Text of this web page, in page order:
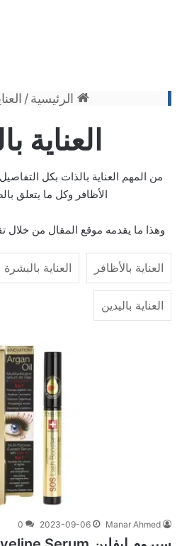
الرئيسية /
العناية
من المهم العناية بالذات بكل
الأظافر وكل ما يتعلق
وهذا ما يقدمه موقع المقال من خلال
العناية بالأظافر العناية بالبشرة
العناية باليدين
Manar Ahmed
2023-09-06
0